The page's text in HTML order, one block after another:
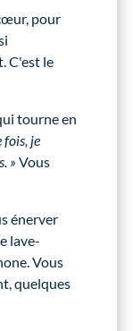
pour
C'est le
tourne en
fois, je
»Vous
énerver
lave-
Vous
quelques